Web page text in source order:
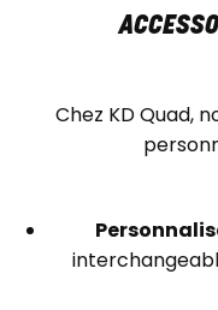
Chez KD Quad,